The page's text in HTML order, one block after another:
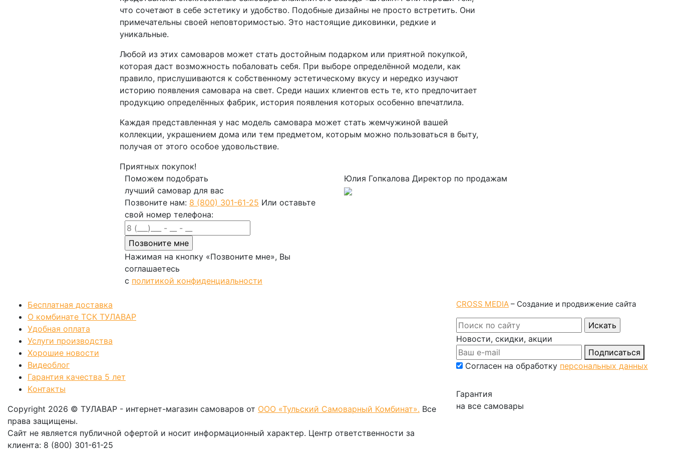
что сочетают в себе эстетику и удобство. Подобные дизайны не просто встретить. Они
примечательны своей неповторимостью. Это настоящие диковинки, редкие и
уникальные.
Любой из этих самоваров может стать достойным подарком или приятной покупкой,
которая даст возможность побаловать себя. При выборе определённой модели, как
правило, прислушиваются к собственному эстетическому вкусу и нередко изучают
историю появления самовара на свет. Среди наших клиентов есть те, кто предпочитает
продукцию определённых фабрик, история появления которых особенно впечатлила.
Каждая представленная у нас модель самовара может стать жемчужиной вашей
коллекции, украшением дома или тем предметом, которым можно пользоваться в быту,
получая от этого особое удовольствие.
Приятных покупок!
Поможем подобрать
лучший самовар для вас
Позвоните нам: 8 (800) 301-61-25 Или оставьте
свой номер телефона:
Нажимая на кнопку «Позвоните мне», Вы
соглашаетесь
с политикой конфиденциальности
Юлия Гопкалова Директор по продажам
Бесплатная доставка
О комбинате ТСК ТУЛАВАР
Удобная оплата
Услуги производства
Хорошие новости
Видеоблог
Гарантия качества 5 лет
Kонтакты
Copyright 2026 © ТУЛАВАР - интернет-магазин самоваров от ООО «Тульский Самоварный Комбинат». Все
права защищены.
Сайт не является публичной офертой и носит информационный характер. Центр ответственности за
клиента: 8 (800) 301-61-25
CROSS MEDIA – Создание и продвижение сайта
Новости, скидки, акции
Подписаться
Согласен на обработку персональных данных
Гарантия
на все самовары